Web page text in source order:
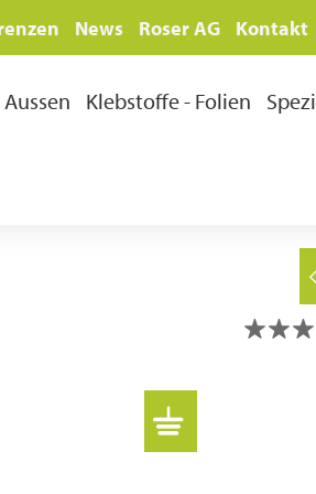
News Roser AG Kontakt
Aussen Klebstoffe - Folien